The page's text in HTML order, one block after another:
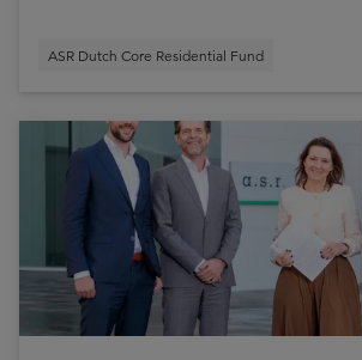
ASR Dutch Core Residential Fund